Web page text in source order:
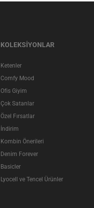
KOLEKSİYONLAR
Ketenler
Comfy Mood
Ofis Giyim
Çok Satanlar
Özel Fırsatlar
İndirim
Kombin Önerileri
Denim Forever
Basicler
Lyocell ve Tencel Ürünler